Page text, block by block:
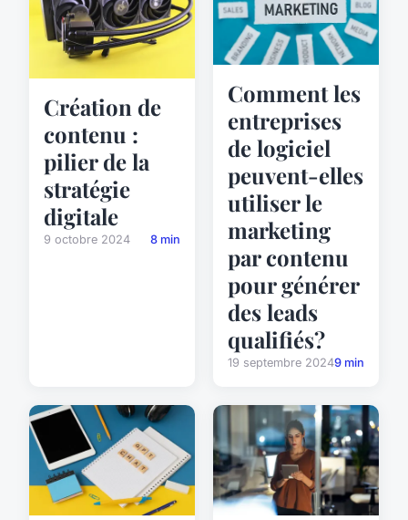
Création de
contenu :
pilier de la
stratégie
digitale
9 octobre 2024 8 min
Comment les
entreprises
de logiciel
peuvent-elles
utiliser le
marketing
par contenu
pour générer
des leads
qualifiés?
19 septembre 20249 min